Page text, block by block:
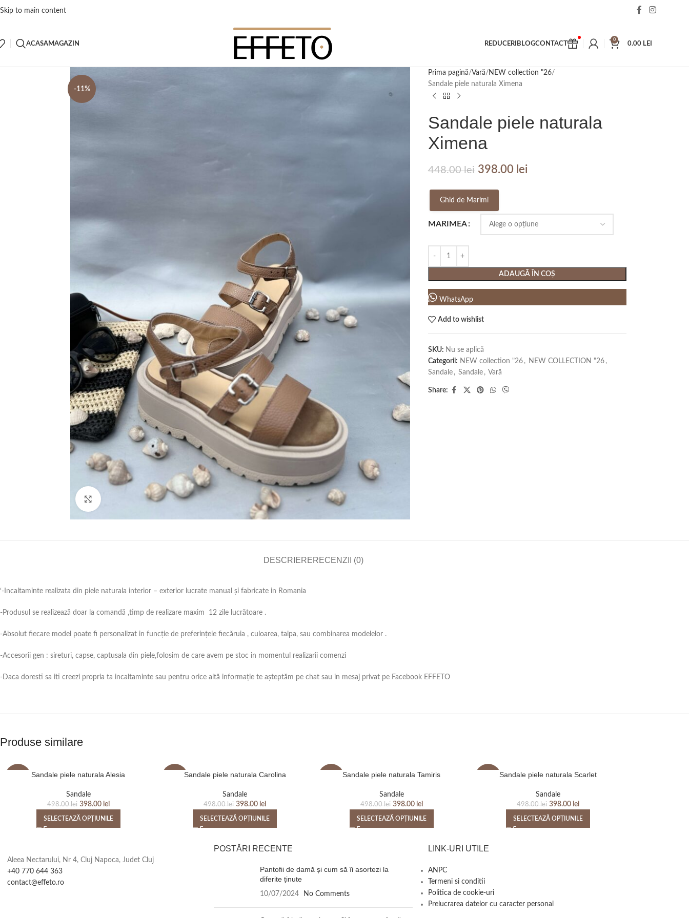
Skip to main content
ACASAMAGAZIN REDUCERI BLOGCONTACT
0
0.00 LEI
-11%
Click to enlarge
Prima pagină Vară
NEW collection "26
Sandale piele naturala Ximena
Sandale piele naturala
Ximena
448.00lei 398.00 lei
Ghid de Marimi
MARIMEA
ADAUGĂ ÎN COȘ
WhatsApp
Add to wishlist
SKU: Nu se aplică
Categorii: NEW collection "26 , NEW COLLECTION "26 ,
Sandale , Sandale , Vară
Share:
DESCRIERERECENZII (0)
‘-Incaltaminte realizata din piele naturala interior – exterior lucrate manual și fabricate in Romania
-Produsul se realizează doar la comandă ,timp de realizare maxim 12 zile lucrătoare .
-Absolut fiecare model poate fi personalizat in funcție de preferințele fiecăruia , culoarea, talpa, sau combinarea modelelor .
-Accesorii gen : sireturi, capse, captusala din piele,folosim de care avem pe stoc in momentul realizarii comenzi
-Daca doresti sa iti creezi propria ta incaltaminte sau pentru orice altă informație te așteptăm pe chat sau in mesaj privat pe Facebook EFFETO
Produse similare
Sandale piele naturala Alesia
Sandale
498.00lei 398.00 lei
SELECTEAZĂ OPȚIUNILE
Sandale piele naturala Carolina
Sandale
498.00lei 398.00 lei
SELECTEAZĂ OPȚIUNILE
Sandale piele naturala Tamiris
Sandale
498.00lei 398.00 lei
SELECTEAZĂ OPȚIUNILE
Sandale piele naturala Scarlet
Sandale
498.00lei 398.00 lei
SELECTEAZĂ OPȚIUNILE
Aleea Nectarului, Nr 4, Cluj Napoca, Judet Cluj
+40 770 644 363
contact@effeto.ro
POSTĂRI RECENTE
Pantofii de damă și cum să îi asortezi la
diferite ținute
10/07/2024 No Comments
LINK-URI UTILE
ANPC
Termeni si conditii
Politica de cookie-uri
Prelucrarea datelor cu caracter personal